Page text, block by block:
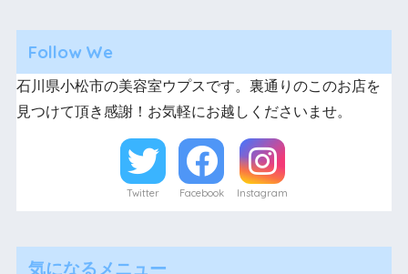
Follow We
石川県小松市の美容室ウプスです。裏通りのこのお店を
見つけて頂き感謝！お気軽にお越しくださいませ。
Twitter Facebook Instagram
気になるメニュー